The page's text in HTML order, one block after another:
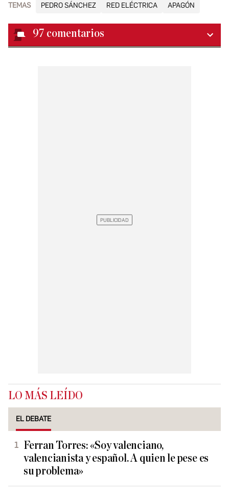
TEMAS PEDRO SÁNCHEZ RED ELÉCTRICA APAGÓN
97 comentarios
LO MÁS LEÍDO
EL DEBATE
Ferran Torres: «Soy valenciano,
valencianista y español. A quien le pese es
su problema»